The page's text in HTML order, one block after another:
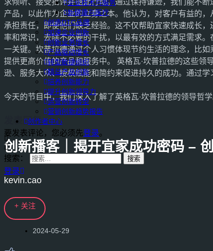
企业技术与服务
新健康与医疗
创造DTC品牌
加速企业创新
创新业务增长
产品驱动增长
转型敏捷组织
精益产品创新
培养创新能力
提升创新领导力
运营创新转型
营销创新趋势报告
创作者中心
搜索：
登录
产品，以此作为企业的立身之本。他认为，对客户有益的
承担责任，即使他们缺乏经验。这不仅帮助宜家快速成长
率和常识，去除不必要的干扰，以最有效的方式满足需求
一关键。坎普拉德通过个人习惯体现节约生活的理念，比
提供更高价值的产品和服务中。 英格瓦·坎普拉德的这些
逊、服务大众、授权赋能和简约来促进持久的成功。通过
今天的节目中，我们深入了解了英格瓦·坎普拉德的领导哲
发表回复
要发表评论，您必须先登录。
创新播客｜揭开宜家成功密码 –
kevin.cao
+ 关注
2024-05-29